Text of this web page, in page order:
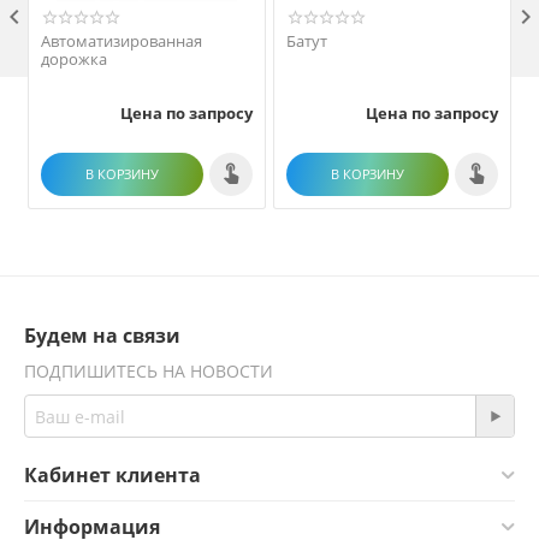
Автоматизированная
дорожка
Цена по запросу
В КОРЗИНУ
Батут
Цена по запросу
В КОРЗИНУ
 
Будем на связи
ПОДПИШИТЕСЬ НА НОВОСТИ
Кабинет клиента
Информация